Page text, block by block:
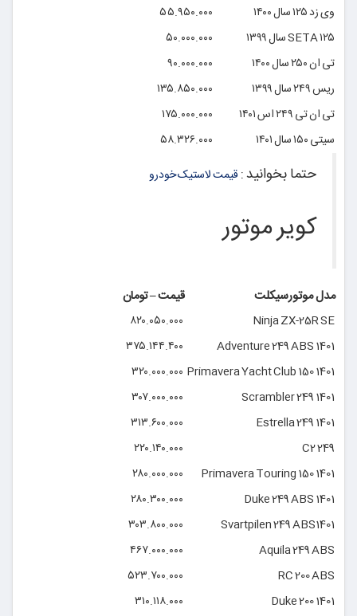
وی زد ۱۲۵ سال ۱۴۰۰
۵۵.۹۵۰.۰۰۰
۱۲۵ SETA سال ۱۳۹۹
۵۰.۰۰۰.۰۰۰
تی ان ۲۵۰ سال ۱۴۰۰
۹۰.۰۰۰.۰۰۰
ریس ۲۴۹ سال ۱۳۹۹
۱۳۵.۸۵۰.۰۰۰
تی ان تی ۲۴۹ اس ۱۴۰۱
۱۷۵.۰۰۰.۰۰۰
سیتی ۱۵۰ سال ۱۴۰۱
۵۸.۳۲۶.۰۰۰
حتما بخوانید : قیمت لاستیک خودرو
کویر موتور
مدل موتورسیکلت قیمت – تومان
Ninja ZX-25R SE
۸۲۰.۰۵۰.۰۰۰
Adventure 249 ABS 1401
۳۷۵.۱۴۴.۴۰۰
Primavera Yacht Club 150 1401 ۳۲۰.۰۰۰.۰۰۰
Scrambler 249 1401
۳۰۷.۰۰۰.۰۰۰
Estrella 249 1401
۳۱۳.۶۰۰.۰۰۰
C2 249
۲۲۰.۱۴۰.۰۰۰
Primavera Touring 150 1401
۲۸۰.۰۰۰.۰۰۰
Duke 249 ABS 1401
۲۸۰.۳۰۰.۰۰۰
Svartpilen 249 ABS1401
۳۰۳.۸۰۰.۰۰۰
Aquila 249 ABS
۴۶۷.۰۰۰.۰۰۰
RC 200 ABS
۵۲۳.۷۰۰.۰۰۰
Duke 200 1401
۳۱۰.۱۱۸.۰۰۰